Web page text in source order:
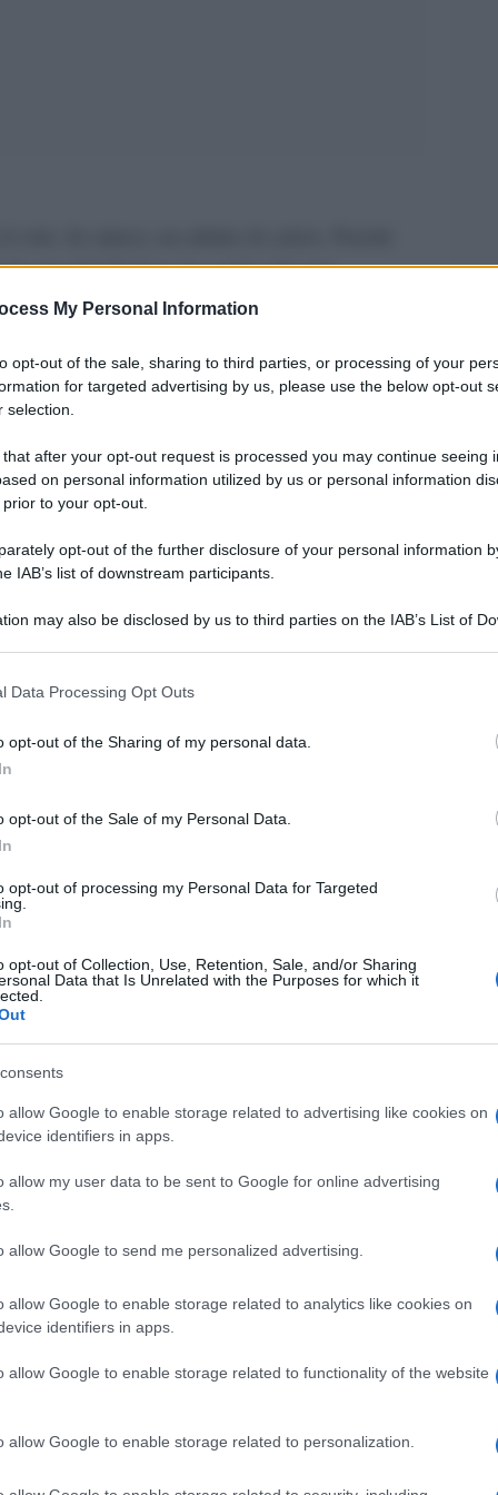
My Personal Information
opt-out of the sale, sharing to third parties, or processing of your
for targeted advertising by us, please use the below opt-out
selection.
that after your opt-out request is processed you may continue seeing
on personal information utilized by us or personal information
to your opt-out.
opt-out of the further disclosure of your personal information
IAB’s list of downstream participants.
may also be disclosed by us to third parties on the IAB’s List of
including but not limited to your visit or usage behaviour. You may click
to Google and its third-party tags to use your data for below specified
consent section.
Data Processing Opt Outs
opt-out of the Sharing of my personal data.
opt-out of the Sale of my Personal Data.
opt-out of processing my Personal Data for Targeted
opt-out of Collection, Use, Retention, Sale, and/or Sharing
Data that Is Unrelated with the Purposes for which it
allow Google to enable storage related to advertising like cookies on
identifiers in apps.
allow my user data to be sent to Google for online advertising
allow Google to send me personalized advertising.
allow Google to enable storage related to analytics like cookies on
identifiers in apps.
allow Google to enable storage related to functionality of the website
allow Google to enable storage related to personalization.
da maschi? E dove sta scritto che una
un uomo? Chadida Sekkafi, 16enne figlia di
domenica a Pizzighettone (Cremona),
quasi coetanei. In campo, Oratorio San Luigi
finisce 3 a 0 per i padroni di casa, ma il
giovanissima appassionata di calcio. A
previsto dal regolamento a ogni esordio di
della sezione Aia (Associazione
vicenda di Chadida è stata un susseguirsi di
si è presentata con la mamma per chiedere
giorno dell’esame, superato
ho mai avuti”.
di calcio. Facile capire da chi la giovane
“La mamma, però, non voleva che la
un compromesso, è nata l’idea di diventare
corso. Con lei, 7 ragazzi e un’altra ragazza.
e sul campo, nel vero senso della parola
“Ho scelto di assegnarle una gara speciale,
integrazione”. Marinoni è stato tutti i 90 minuti
e aiutarla a rompere il ghiaccio: “Per
per la mamma, però. Pensi che,
la figlia negli spogliatoi per portarle un
regolamento non lo prevede, ma ho fatto uno
pronta per i prossimi appuntamenti”.
della città, ora fa parte a pieno titolo
nazionale dell’Aia, per il momento, mi ha dato
al settore giovanile. Ma non si tratta di una
Grumulus – Oratorio Castelleone.
arrivi in Europa e sale la tensione politica
Il
Il
che
Lo